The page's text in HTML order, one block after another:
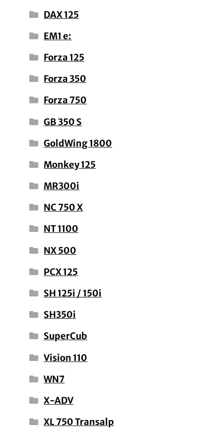
DAX 125
EM1 e:
Forza 125
Forza 350
Forza 750
GB 350 S
GoldWing 1800
Monkey 125
MR300i
NC 750 X
NT 1100
NX 500
PCX 125
SH 125i / 150i
SH350i
SuperCub
Vision 110
WN7
X-ADV
XL 750 Transalp